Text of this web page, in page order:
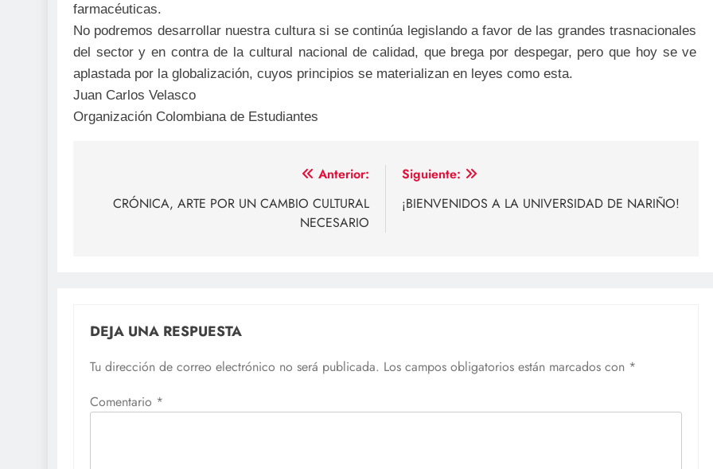
farmacéuticas.
No podremos desarrollar nuestra cultura si se continúa legislando a favor de las grandes trasnacionales
del sector y en contra de la cultural nacional de calidad, que brega por despegar, pero que hoy se ve
aplastada por la globalización, cuyos principios se materializan en leyes como esta.
Juan Carlos Velasco
Organización Colombiana de Estudiantes
Anterior:
CRÓNICA, ARTE POR UN CAMBIO CULTURAL
NECESARIO
Siguiente:
¡BIENVENIDOS A LA UNIVERSIDAD DE NARIÑO!
DEJA UNA RESPUESTA
Tu dirección de correo electrónico no será publicada. Los campos obligatorios están marcados con *
Comentario *